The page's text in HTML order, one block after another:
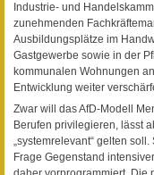
Industrie- und
zunehmenden
Ausbildungsplätze im
Gastgewerbe sowie in der
kommunalen Wohnungen
Entwicklung weiter
Zwar will das AfD-Modell
Berufen privilegieren, lässt
„systemrelevant“ gelten
Frage Gegenstand